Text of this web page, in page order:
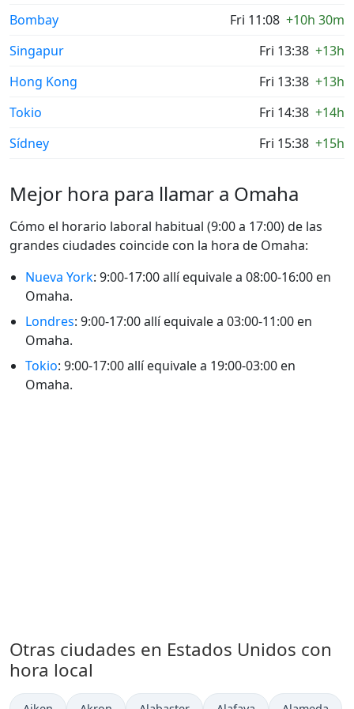
Bombay Fri 11:08 +10h 30m
Singapur
Fri 13:38 +13h
Hong Kong
Fri 13:38 +13h
Tokio
Fri 14:38 +14h
Sídney
Fri 15:38 +15h
Mejor hora para llamar a Omaha
Cómo el horario laboral habitual (9:00 a 17:00) de las
grandes ciudades coincide con la hora de Omaha:
Nueva York: 9:00-17:00 allí equivale a 08:00-16:00 en
Omaha.
Londres: 9:00-17:00 allí equivale a 03:00-11:00 en
Omaha.
Tokio: 9:00-17:00 allí equivale a 19:00-03:00 en
Omaha.
Otras ciudades en Estados Unidos con
hora local